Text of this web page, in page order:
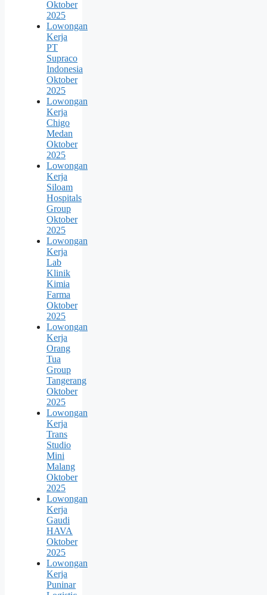
Oktober
2025
Lowongan
Kerja
PT
Supraco
Indonesia
Oktober
2025
Lowongan
Kerja
Chigo
Medan
Oktober
2025
Lowongan
Kerja
Siloam
Hospitals
Group
Oktober
2025
Lowongan
Kerja
Lab
Klinik
Kimia
Farma
Oktober
2025
Lowongan
Kerja
Orang
Tua
Group
Tangerang
Oktober
2025
Lowongan
Kerja
Trans
Studio
Mini
Malang
Oktober
2025
Lowongan
Kerja
Gaudi
HAVA
Oktober
2025
Lowongan
Kerja
Puninar